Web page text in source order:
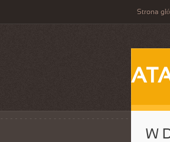
Strona
W